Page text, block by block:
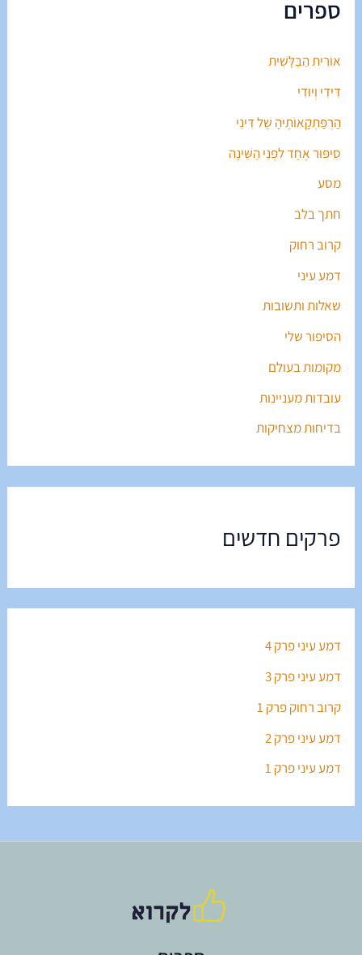
ספרים
אוֹרִית הַבַּלָּשִׁית
דִּידִי וְיוּדִי
הַרְפַּתְקָאוֹתֶיהָ שֶׁל דִּינִי
סִיפּוּר אֶחָד לִפְנֵי הַשֵּׁינָה
מסע
חתך בלב
קרוב רחוק
דמע עיני
שאלות ותשובות
הסיפור שלי
מקומות בעולם
עובדות מעניינות
בדיחות מצחיקות
פרקים חדשים
דמע עיני פרק 4
דמע עיני פרק 3
קרוב רחוק פרק 1
דמע עיני פרק 2
דמע עיני פרק 1